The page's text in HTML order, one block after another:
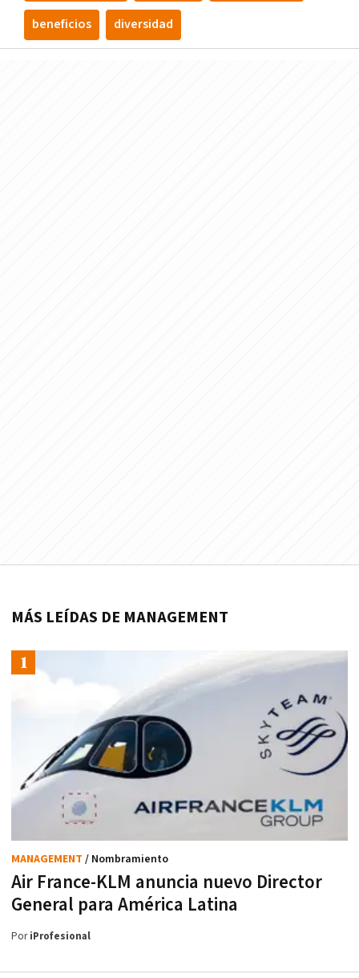
beneficios diversidad
MÁS LEÍDAS DE MANAGEMENT
Air France-KLM anuncia nuevo Director
General para América Latina
MANAGEMENT / Nombramiento
PoriProfesional